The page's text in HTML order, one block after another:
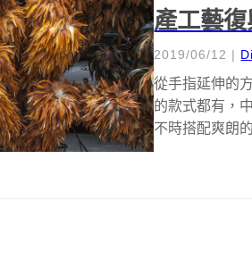
產工藝
2019/06/12 |
從手指延伸的
的款式都有，
不時搭配爽朗